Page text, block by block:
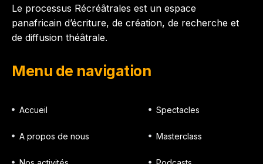
Le processus Récréâtrales est un espace
panafricain d’écriture, de création, de recherche et
de diffusion théâtrale.
Menu de navigation
Accueil
A propos de nous
Spectacles
Masterclass